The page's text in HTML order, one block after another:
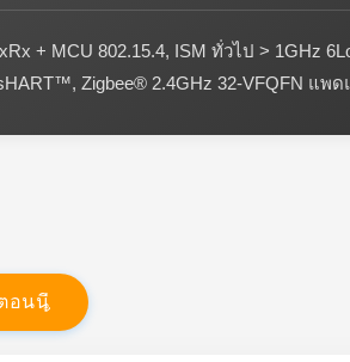
+ MCU 802.15.4, ISM ทั่วไป > 1GHz
Zigbee® 2.4GHz 32-VFQFN แพ
อนน